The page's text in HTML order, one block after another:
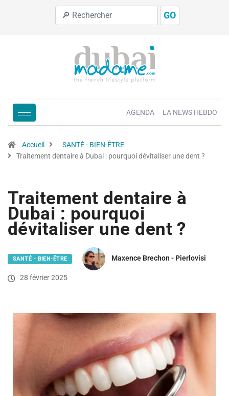
GO
AGENDA LA NEWS HEBDO
Accueil
SANTÉ - BIEN-ÊTRE
Traitement dentaire à Dubai : pourquoi dévitaliser une dent ?
Traitement dentaire à
Dubai : pourquoi
dévitaliser une dent ?
SANTÉ - BIEN-ÊTRE Maxence Brechon - Pierlovisi
28 février 2025